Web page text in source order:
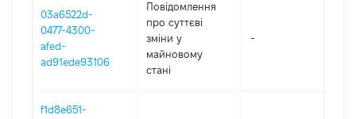
03a6522d-
0477-4300-
afed-
ad91ede93106
Повідомлення
про суттєві
зміни y
майновому
стані
-
f1d8e651-